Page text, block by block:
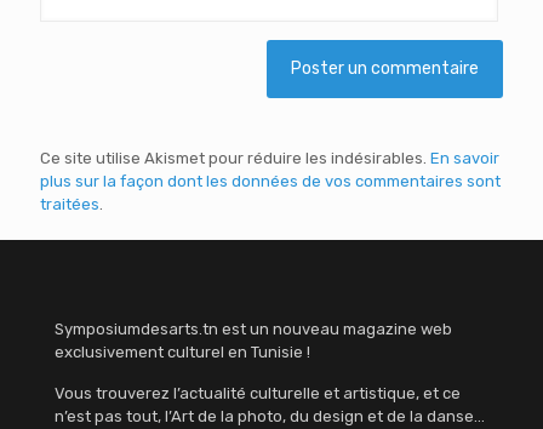
Ce site utilise Akismet pour réduire les indésirables. En savoir
plus sur la façon dont les données de vos commentaires sont
traitées.
Symposiumdesarts.tn est un nouveau magazine web
exclusivement culturel en Tunisie !
Vous trouverez l’actualité culturelle et artistique, et ce
n’est pas tout, l’Art de la photo, du design et de la danse…